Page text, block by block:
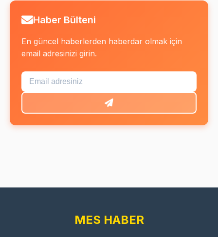
Haber Bülteni
En güncel haberlerden haberdar olmak için
email adresinizi girin.
MES HABER